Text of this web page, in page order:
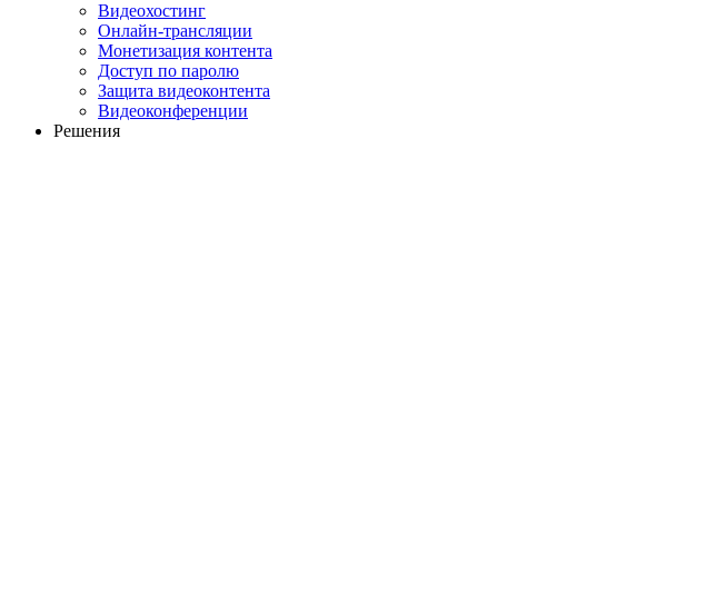
Видеохостинг
Онлайн-трансляции
Монетизация контента
Доступ по паролю
Защита видеоконтента
Видеоконференции
Решения